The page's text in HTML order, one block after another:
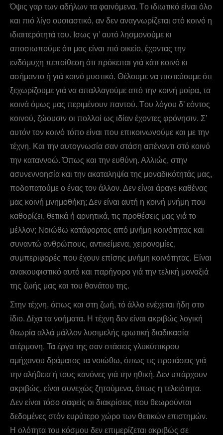
Όψις γαρ των αδήλων τα φαινόμενα. Tο ιδιωτικό είναι όλο
και πιό λίγο ουσιαστικό, αν δεν αναγνωρίζεται στό κοινό η
ιδιαιτερότητά του. Ισως γι’ αυτό λησμονούμε κι
αποσιωπούμε ότι μας είναι πιό οικείο, έχοντας την
ενδόμυχη πεποίθεση ότι πρόκειται γιά κάτι κοινό κι
ασήμαντο ή γιά κοινό μυστικό. Θέλουμε να πιστεύουμε ότι
ξεχωρίζουμε γιά να απαλλαγούμε από την κοινή μοίρα, τα
κοινά όμως μας περιμένουν παντού. Tου λόγου δ’ εόντος
κοινού, ζώουσιν οι πολλοί ως ιδίαν έχοντες φρόνησιν. Σ’
αυτόν τον κοινό τόπο είναι που επικοινωνούμε και με την
τέχνη. Και την αυτογνωσία σαν στάση απέναντι στό κοινό
την καταννοώ. Όπως και την ευθύνη. Αλλιώς, στην
ασυνεννοησία και την ακαταληψία της μοναδικότητάς μας,
ποδοπατούμε ο ένας τον άλλον. Δεν είναι άραγε καθένας
μας κοινή μνημοθήκη; Δεν είναι αυτή η κοινή μνήμη που
καθορίζει, θετικά ή αρνητικά, τις προθέσεις μας γιά το
μέλλον; Nοιώθω κατάφορτος από μνήμη κοινότητας και
συναντώ ανθρώπους, αντικείμενα, χειρονομίες,
συμπεριφορές που έχουν επίσης μνήμη κοινότητας. Είναι
ανακουφιστικό αυτό και παρήγορο γιά την τελική μοναξιά
της ζωής μας και του θανάτου της.
Στην τέχνη, όπως και στη ζωή, τό άλλο ενέχεται ήδη στο
ίδιο. Δίχα τα νοήματα. Η τέχνη δεν είναι ακριβώς λογική
θεωρία αλλά μάλλον λυσιμελής ερωτική διαδικασία
ατέρμονη. Τα έργα της σαν στάσεις γλυκύπικρου
αμήχανου δράματος τα νοιώθω, όπως τις προτάσεις γιά
την αλήθεια ή τους κανόνες γιά την ηθική. Δεν υπάρχουν
ακριβώς, είναι συνεχώς ζητούμενα, όπως η τελειότητα.
Δεν είναι τόσο σαφείς οι διακρίσεις που θεωρούνται
δεδομένες στόν ευρύτερο χώρο των θετικών επιστημών.
H ολότητα του κόσμου δεν επιμερίζεται ακριβώς σε